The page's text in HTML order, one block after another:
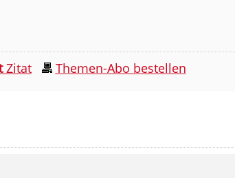
Zitat Themen-Abo bestellen